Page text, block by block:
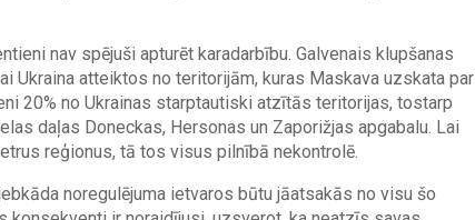
nav spējuši apturēt karadarbību. Galvenais klupšanas
Ukraina atteiktos no teritorijām, kuras Maskava uzskata par
20% no Ukrainas starptautiski atzītās teritorijas, tostarp
daļas Doneckas, Hersonas un Zaporižjas apgabalu. Lai
reģionus, tā tos visus pilnībā nekontrolē.
noregulējuma ietvaros būtu jāatsakās no visu šo